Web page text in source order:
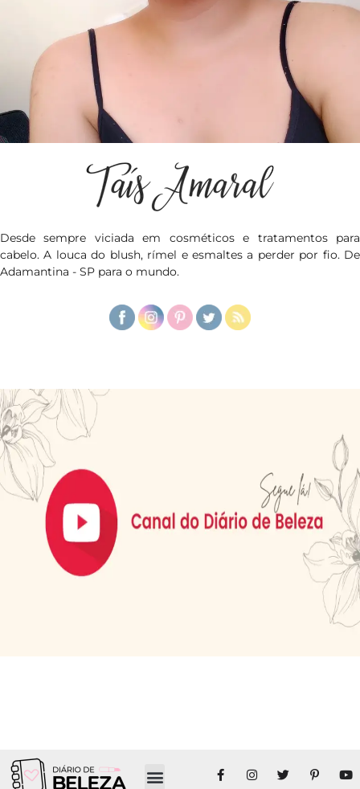
Desde sempre viciada em cosméticos e tratamentos para
cabelo. A louca do blush, rímel e esmaltes a perder por fio. De
Adamantina - SP para o mundo.